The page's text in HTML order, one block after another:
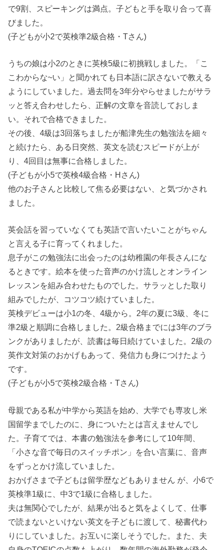
で9割、スピーキングは満点。子どもと手を取り合って喜
びました。
(子どもが小2で英検準2級合格・Tさん)
うちの娘は小2のときに英検5級に初挑戦しました。「こ
こわからな~い」と聞かれても日本語に訳さないで教える
ようにしていました。過去問を3年分やらせましたがサラ
ッと答え合わせしたら、正解の文章を音読しておしま
い。それで合格できました。
その後、4級は3回落ちましたが船津先生の勉強法を細々
と続けたら、ある日突然、英文を読むスピードが上が
り、4回目は無事に合格しました。
(子どもが小5で英検4級合格・Hさん)
他のお子さんと比較して焦る必要はない、と気づかされ
ました。
英会話を習っていなくても英語で言いたいことがちゃん
と言える子に育ってくれました。
息子がこの勉強法に出会ったのは幼稚園の年長さんにな
るときです。絵本を使った音声のかけ流しとオンライン
レッスンを組み合わせたものでした。サラッとした取り
組みでしたが、コツコツ続けていました。
英検デビューは小1の冬、4級から。2年の夏に3級、冬に
準2級と順調に合格しました。2級合格までには3年のブラ
ンクがありましたが、読書は毎日続けていました。2級の
英作文対策のおかげもあって、発信力も身につけたよう
です。
(子どもが小5で英検2級合格・Tさん)
母親である私が中学から英語を始め、大学でも専攻し米
国留学までしたのに、身についたとは言えませんでし
た。子育てでは、本書の勉強法を参考にして10年間、
「小さな音で毎日のスイッチポン」を合い言葉に、音声
をずっとかけ流していました。
おかげさまで子どもは留学歴などもありません が、小6で
英検準1級に、中3で1級に合格しました。
夫は無関心でしたが、結果が出ると気をよくして、仕事
で読まないといけない英文を子どもに渡して、秘書代わ
りにしていました。お互いに楽しそうでした。また、夫